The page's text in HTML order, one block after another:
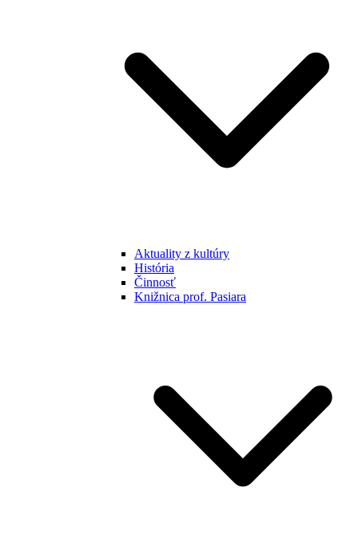
Aktuality z kultúry
História
Činnosť
Knižnica prof. Pasiara